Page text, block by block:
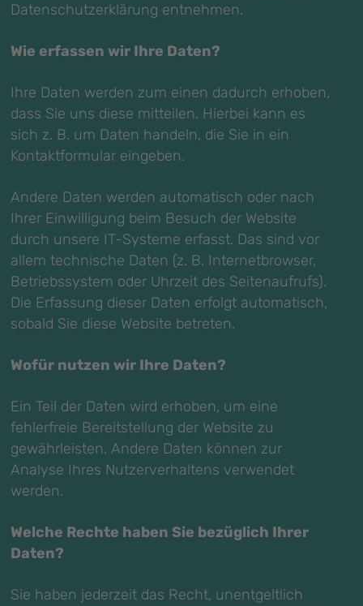
Datenschutzerklärung entnehmen.
Wie erfassen wir Ihre Daten?
Ihre Daten werden zum einen dadurch erhoben,
dass Sie uns diese mitteilen. Hierbei kann es
sich z. B. um Daten handeln, die Sie in ein
Kontaktformular eingeben.
Andere Daten werden automatisch oder nach
Ihrer Einwilligung beim Besuch der Website
durch unsere IT-Systeme erfasst. Das sind vor
allem technische Daten (z. B. Internetbrowser,
Betriebssystem oder Uhrzeit des Seitenaufrufs).
Die Erfassung dieser Daten erfolgt automatisch,
sobald Sie diese Website betreten.
Wofür nutzen wir Ihre Daten?
Ein Teil der Daten wird erhoben, um eine
fehlerfreie Bereitstellung der Website zu
gewährleisten. Andere Daten können zur
Analyse Ihres Nutzerverhaltens verwendet
werden.
Welche Rechte haben Sie bezüglich Ihrer
Daten?
Sie haben jederzeit das Recht, unentgeltlich